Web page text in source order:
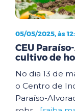
05/05/2025, às
CEU
cultivo de
No dia 13 de
o Centro de
Paraíso-